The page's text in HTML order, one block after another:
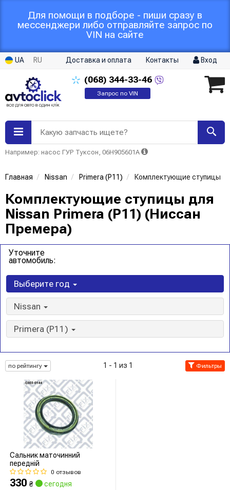
Для помощи в подборе - пиши сразу в
мессенджери либо отправляйте запрос по
VIN на сайте
UA RU Доставка и оплата Контакты Вход
(068) 344-33-46
Запрос по VIN
Какую запчасть ищете?
Например: насос ГУР Туксон, 06H905601A
Главная Nissan Primera (P11) Комплектующие ступицы
Комплектующие ступицы для
Nissan Primera (P11) (Ниссан
Премера)
Уточните
автомобиль:
Выберите год
Nissan
Primera (P11)
по рейтингу 1 - 1 из 1 Фильтры
Сальник маточинний
передній
0 отзывов
330 ₴ сегодня